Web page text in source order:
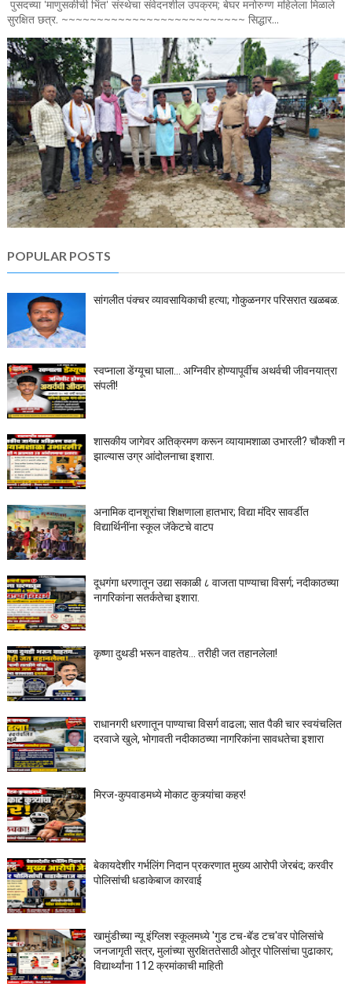
पुसदच्या 'माणुसकीची भिंत' संस्थेचा संवेदनशील उपक्रम; बेघर मनोरुग्ण महिलेला मिळाले
सुरक्षित छत्र. ~~~~~~~~~~~~~~~~~~~~~~~~~~ सिद्धार...
POPULAR POSTS
सांगलीत पंक्चर व्यावसायिकाची हत्या; गोकुळनगर परिसरात खळबळ.
स्वप्नाला डेंग्यूचा घाला… अग्निवीर होण्यापूर्वीच अथर्वची जीवनयात्रा
संपली!
शासकीय जागेवर अतिक्रमण करून व्यायामशाळा उभारली? चौकशी न
झाल्यास उग्र आंदोलनाचा इशारा.
अनामिक दानशूरांचा शिक्षणाला हातभार; विद्या मंदिर सावर्डीत
विद्यार्थिनींना स्कूल जॅकेटचे वाटप
दूधगंगा धरणातून उद्या सकाळी ८ वाजता पाण्याचा विसर्ग; नदीकाठच्या
नागरिकांना सतर्कतेचा इशारा.
कृष्णा दुथडी भरून वाहतेय... तरीही जत तहानलेला!
राधानगरी धरणातून पाण्याचा विसर्ग वाढला; सात पैकी चार स्वयंचलित
दरवाजे खुले, भोगावती नदीकाठच्या नागरिकांना सावधतेचा इशारा
मिरज-कुपवाडमध्ये मोकाट कुत्र्यांचा कहर!
बेकायदेशीर गर्भलिंग निदान प्रकरणात मुख्य आरोपी जेरबंद; करवीर
पोलिसांची धडाकेबाज कारवाई
खामुंडीच्या न्यू इंग्लिश स्कूलमध्ये 'गुड टच-बॅड टच'वर पोलिसांचे
जनजागृती सत्र, मुलांच्या सुरक्षिततेसाठी ओतूर पोलिसांचा पुढाकार;
विद्यार्थ्यांना 112 क्रमांकाची माहिती